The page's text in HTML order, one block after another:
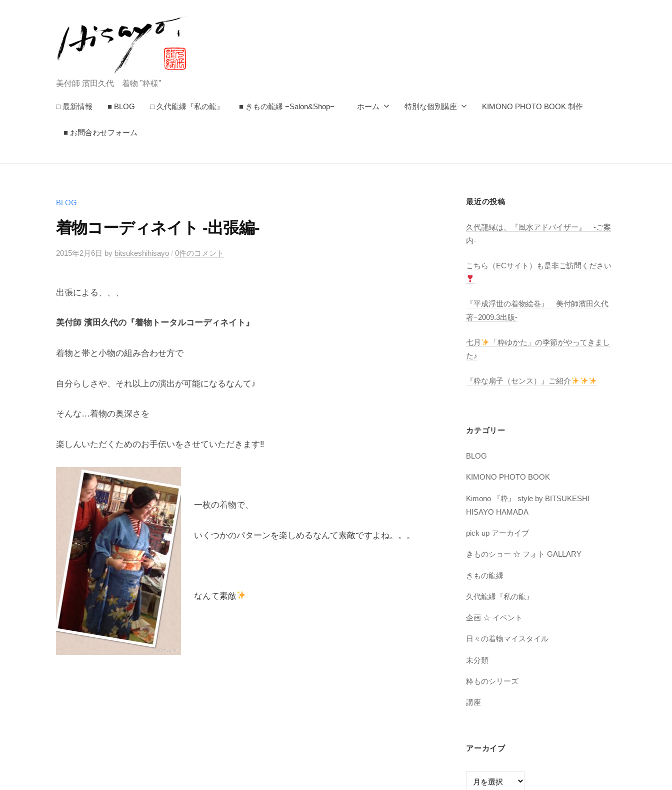
美
付
代
公
式
ホ
ペ
ー
ジ
美付師 濱田久代 着物 ”粋様”
□ 最新情報 ■ BLOG □ 久代龍縁『私の龍』 ■ きもの龍縁 −Salon&Shop− ホーム 特別な個別講座 KIMONO PHOTO BOOK 制作
■ お問合わせフォーム
BLOG
着物コーディネイト -出張編-
2015年2月6日 by bitsukeshihisayo / 0件のコメント
出張による、、、
美付師 濱田久代の『着物トータルコーディネイト』
着物と帯と小物の組み合わせ方で
自分らしさや、それ以上の演出が可能になるなんて♪
そんな…着物の奥深さを
楽しんいただくためのお手伝いをさせていただきます‼︎
一枚の着物で、
いくつかのパターンを楽しめるなんて素敵ですよね。。。
なんて素敵
最近の投稿
久代龍縁は、『風水アドバイザー』 -ご案
内-
こちら（ECサイト）も是非ご訪問ください
『平成浮世の着物絵巻』 美付師濱田久代
著−2009.3出版-
七月
「粋ゆかた」の季節がやってきまし
た♪
『粋な扇子（センス）』ご紹介
カテゴリー
BLOG
KIMONO PHOTO BOOK
Kimono 『粋』 style by BITSUKESHI
HISAYO HAMADA
pick up アーカイブ
きものショー ☆ フォト GALLARY
きもの龍縁
久代龍縁『私の龍』
企画 ☆ イベント
日々の着物マイスタイル
未分類
粋ものシリーズ
講座
アーカイブ
ア
久
代
公
ホ
ー
ペ